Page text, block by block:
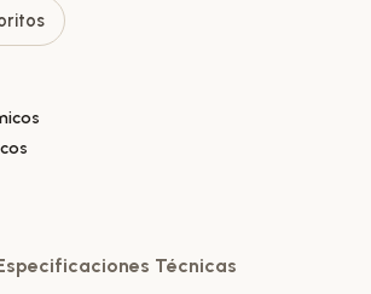
Técnicas